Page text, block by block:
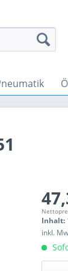
Inhalt:
inkl.